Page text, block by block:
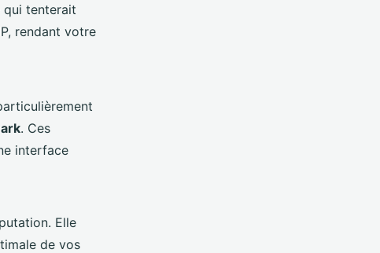
qui tenterait
rendant votre
. Ces
interface
Elle
de vos